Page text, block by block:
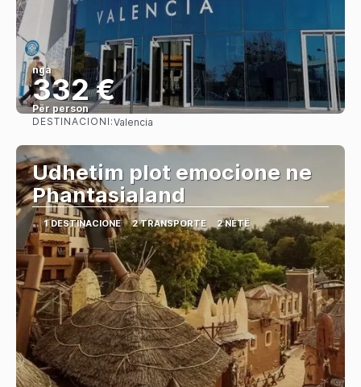
nga
332 €
Për person
DESTINACIONI:Valencia
Udhetim plot emocione ne
Phantasialand
1 DESTINACIONE 2 TRANSPORTE 2 NETË